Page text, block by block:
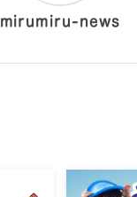
mirumiru-news